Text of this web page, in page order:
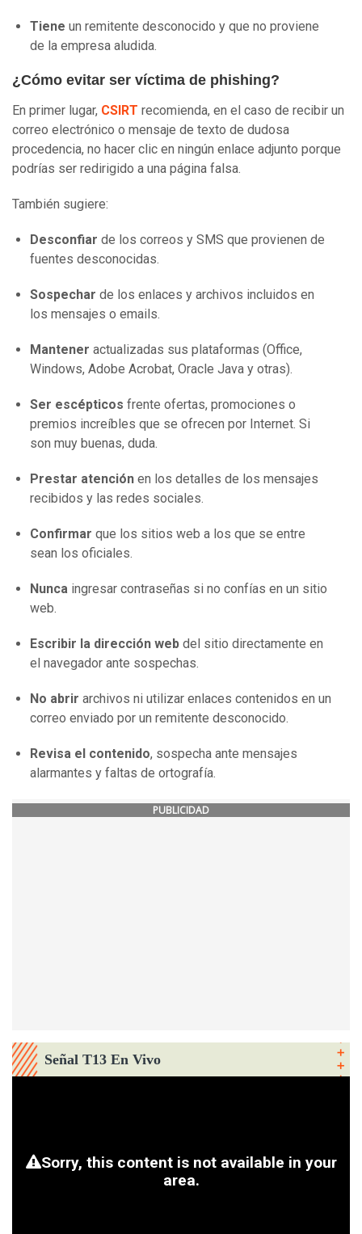
Tiene un remitente desconocido y que no proviene
de la empresa aludida.
¿Cómo evitar ser víctima de phishing?
En primer lugar, CSIRT recomienda, en el caso de recibir un
correo electrónico o mensaje de texto de dudosa
procedencia, no hacer clic en ningún enlace adjunto porque
podrías ser redirigido a una página falsa.
También sugiere:
Desconfiar de los correos y SMS que provienen de
fuentes desconocidas.
Sospechar de los enlaces y archivos incluidos en
los mensajes o emails.
Mantener actualizadas sus plataformas (Office,
Windows, Adobe Acrobat, Oracle Java y otras).
Ser escépticos frente ofertas, promociones o
premios increíbles que se ofrecen por Internet. Si
son muy buenas, duda.
Prestar atención en los detalles de los mensajes
recibidos y las redes sociales.
Confirmar que los sitios web a los que se entre
sean los oficiales.
Nunca ingresar contraseñas si no confías en un sitio
web.
Escribir la dirección web del sitio directamente en
el navegador ante sospechas.
No abrir archivos ni utilizar enlaces contenidos en un
correo enviado por un remitente desconocido.
Revisa el contenido, sospecha ante mensajes
alarmantes y faltas de ortografía.
PUBLICIDAD
Señal T13 En Vivo